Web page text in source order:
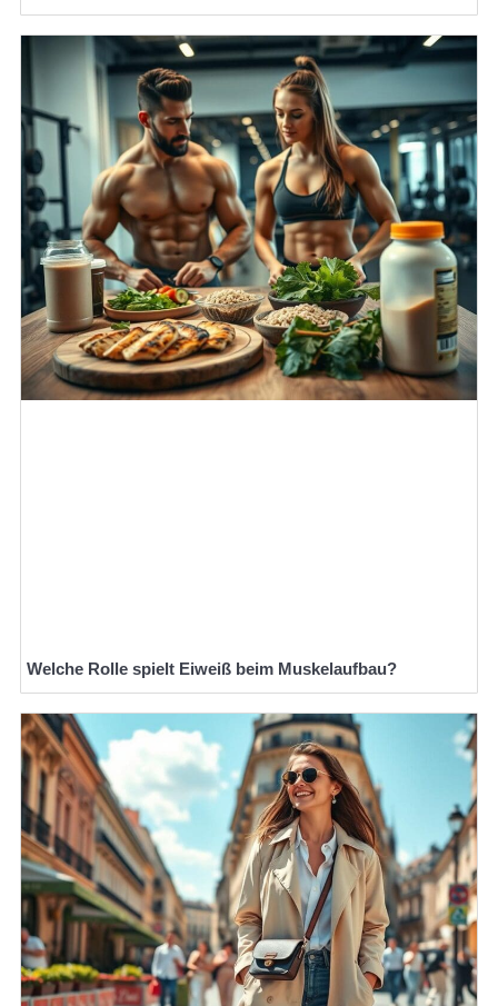
Welche Rolle spielt Eiweiß beim Muskelaufbau?